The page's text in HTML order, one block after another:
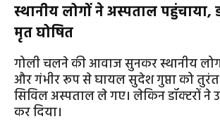
स्थानीय लोगों ने अस्पताल पहुंचाया,
मृत घोषित
गोली चलने की आवाज सुनकर स्थानीय
और गंभीर रूप से घायल सुदेश गुप्ता को
सिविल अस्पताल ले गए। लेकिन डॉक्टरों ने
कर दिया।